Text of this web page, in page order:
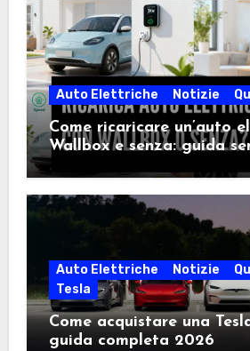
Auto Elettriche Notizie
Come ricaricare un’auto
Wallbox e senza: guida
scegliere la soluzione
Auto Elettriche Notizie
Tesla
Come acquistare una
guida completa 2026